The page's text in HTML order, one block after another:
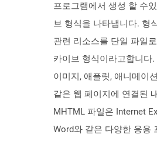
프로그램에서 생성 할 수
브 형식을 나타냅니다. 형
관련 리소스를 단일 파일
카이브 형식이라고합니다
이미지, 애플릿, 애니메이
같은 웹 페이지에 연결된
MHTML 파일은 Internet
Word와 같은 다양한 응용